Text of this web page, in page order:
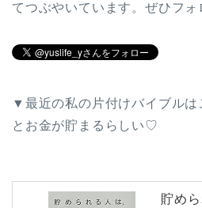
てつぶやいています。ぜひフォ
▼最近の私の片付けバイブルは
とお金が貯まるらしい♡
貯め